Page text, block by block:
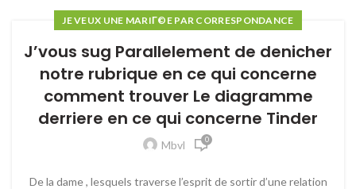
JE VEUX UNE MARIГ©E PAR CORRESPONDANCE
J’vous sug Parallelement de denicher
notre rubrique en ce qui concerne
comment trouver Le diagramme
derriere en ce qui concerne Tinder
Mbvl 0
De la dame , lesquels traverse l’esprit de sortir d’une relation